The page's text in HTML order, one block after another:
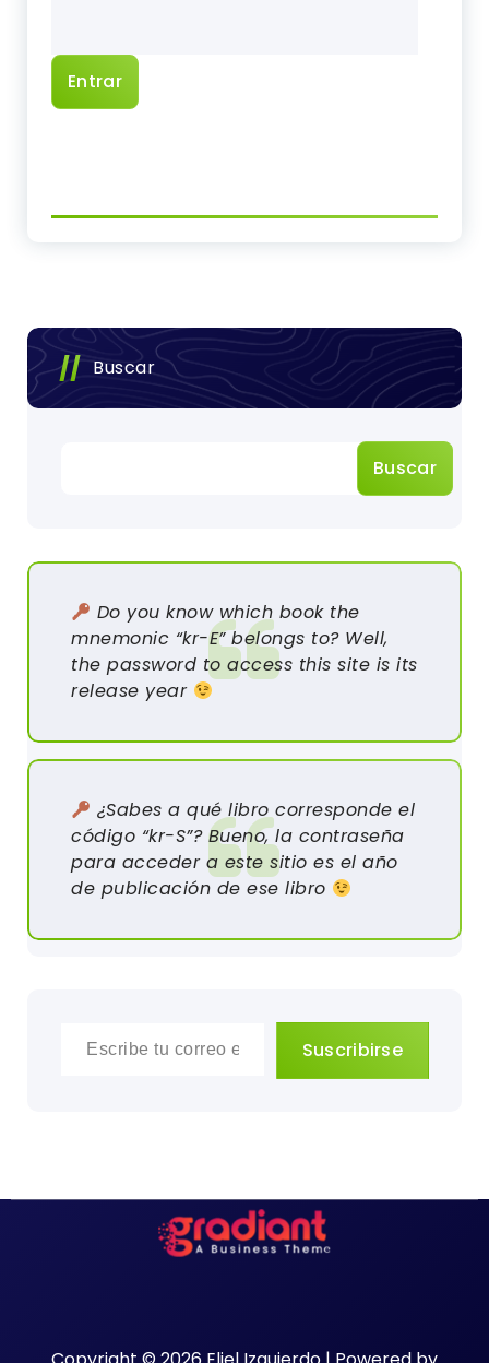
Buscar
Buscar
Do you know which book the
mnemonic “kr-E” belongs to? Well,
the password to access this site is its
release year
¿Sabes a qué libro corresponde el
código “kr-S”? Bueno, la contraseña
para acceder a este sitio es el año
de publicación de ese libro
Suscribirse